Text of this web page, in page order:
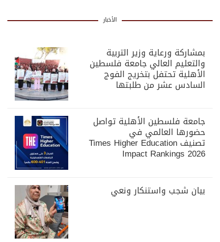
الأخبار
بمشاركة ورعاية وزير التربية
والتعليم العالي جامعة فلسطين
الأهلية تحتفل بتخريج الفوج
السادس عشر من طلبتها
جامعة فلسطين الأهلية تواصل
حضورها العالمي في
تصنيف Times Higher Education
Impact Rankings 2026
بيان شجب واستنكار ونعي